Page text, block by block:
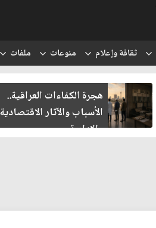
ثقافة وإعلام منوعات ملفات
هجرة الكفاءات العراقية..
الأسباب والآثار الاقتصادية
والإدارية